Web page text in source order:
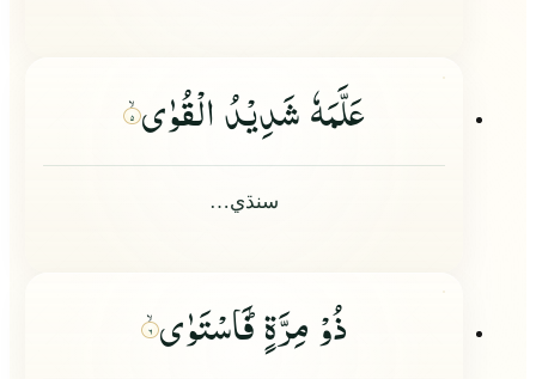
عَلَّمَهٗ شَدِیْدُ الْقُوٰى ۵
سنڌي…
ذُوْ مِرَّةٍ١ؕ فَاسْتَوٰى ۶